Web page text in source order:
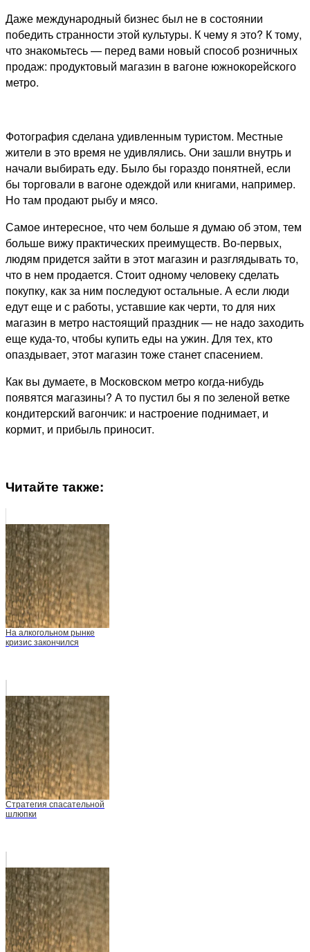
Даже международный бизнес был не в состоянии
победить странности этой культуры. К чему я это? К тому,
что знакомьтесь — перед вами новый способ розничных
продаж: продуктовый магазин в вагоне южнокорейского
метро.
Фотография сделана удивленным туристом. Местные
жители в это время не удивлялись. Они зашли внутрь и
начали выбирать еду. Было бы гораздо понятней, если
бы торговали в вагоне одеждой или книгами, например.
Но там продают рыбу и мясо.
Самое интересное, что чем больше я думаю об этом, тем
больше вижу практических преимуществ. Во-первых,
людям придется зайти в этот магазин и разглядывать то,
что в нем продается. Стоит одному человеку сделать
покупку, как за ним последуют остальные. А если люди
едут еще и с работы, уставшие как черти, то для них
магазин в метро настоящий праздник — не надо заходить
еще куда-то, чтобы купить еды на ужин. Для тех, кто
опаздывает, этот магазин тоже станет спасением.
Как вы думаете, в Московском метро когда-нибудь
появятся магазины? А то пустил бы я по зеленой ветке
кондитерский вагончик: и настроение поднимает, и
кормит, и прибыль приносит.
Читайте также:
На алкогольном рынке
кризис закончился
Стратегия спасательной
шлюпки